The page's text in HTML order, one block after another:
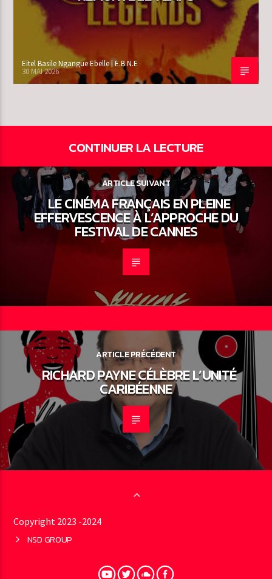
Eitel Basile Ngangue Ebelle | E.B.N.E
30 MAI 2026
CONTINUER LA LECTURE
ARTICLE SUIVANT
LE CINÉMA FRANÇAIS EN PLEINE
EFFERVESCENCE À L’APPROCHE DU
FESTIVAL DE CANNES
ARTICLE PRÉCÉDENT
RICHARD PAYNE CÉLÈBRE L’UNITÉ
CARIBÉENNE
Copyright 2023 -2024
NSD GROUP